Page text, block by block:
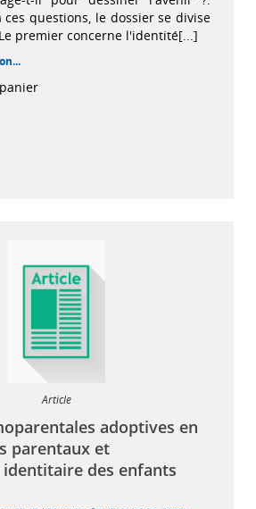
questions, le dossier se divise
premier concerne l'identité[...]
Article
adoptives en
parentaux et
des enfants